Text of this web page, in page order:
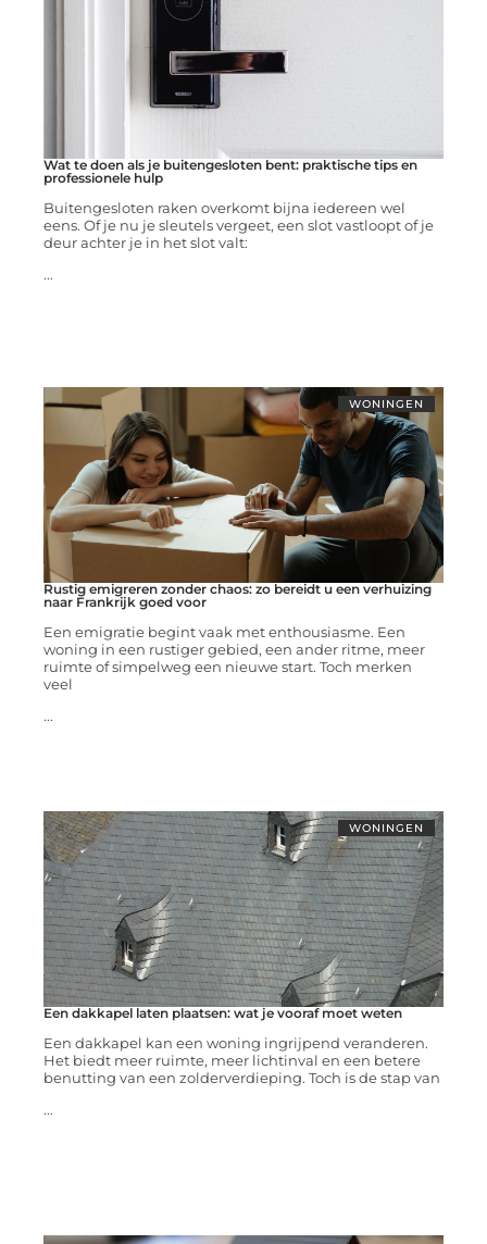
Wat te doen als je buitengesloten bent: praktische tips en
professionele hulp
Buitengesloten raken overkomt bijna iedereen wel
eens. Of je nu je sleutels vergeet, een slot vastloopt of je
deur achter je in het slot valt:
...
WONINGEN
Rustig emigreren zonder chaos: zo bereidt u een verhuizing
naar Frankrijk goed voor
Een emigratie begint vaak met enthousiasme. Een
woning in een rustiger gebied, een ander ritme, meer
ruimte of simpelweg een nieuwe start. Toch merken
veel
...
WONINGEN
Een dakkapel laten plaatsen: wat je vooraf moet weten
Een dakkapel kan een woning ingrijpend veranderen.
Het biedt meer ruimte, meer lichtinval en een betere
benutting van een zolderverdieping. Toch is de stap van
...